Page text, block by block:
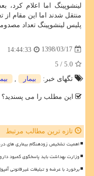
لینشوپینگ اما اعلام كرد،
منتقل شدند اما این مقام
پلیس لینشوپینگ تعداد مصدومان را ۲۵ تن اعلام نموده
1398/03/17
14:44:33
5.0
/ 5
تگهای خبر:
بیمار
این مطلب را می پسندید؟
تازه ترین مطالب مرتبط
اهمیت تشخیص زودهنگام بیماری های
وزارت بهداشت باید پاسخگوی کمبود
برخورد با عرضه و تبلیغات غیرقانونی